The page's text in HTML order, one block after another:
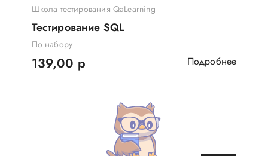
Школа тестирования QaLearning
Тестирование SQL
По набору
139,00 р Подробнее